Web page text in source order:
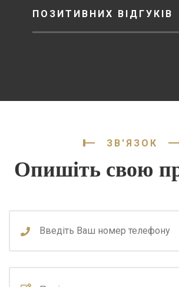
ПОЗИТИВНИХ ВІДГУКІВ
ЗВ'ЯЗОК
Опишіть свою